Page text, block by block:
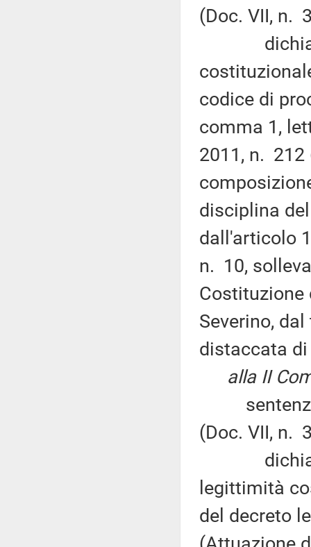
(Doc. VII, n.
dichiara
codice di
comma 1,
2011, n.
disciplina
dall'articolo
n. 10,
Costituzione
Severino,
distaccata di
alla II
sentenza
(Doc. VII, n.
dichiara
legittimità
del decreto